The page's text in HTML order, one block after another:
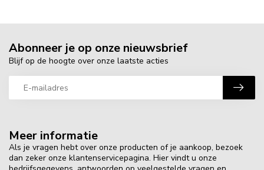
Meer informatie
Als je vragen hebt over onze producten of je aankoop, bezoek
dan zeker onze klantenservicepagina. Hier vindt u onze
Abonneer je op onze nieuwsbrief
Blijf op de hoogte over onze laatste acties